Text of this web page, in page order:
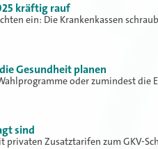
kräftig rauf
ein: Die Krankenkassen
Gesundheit planen
oder zumindest die
sind
privaten Zusatztarifen zum GKV-